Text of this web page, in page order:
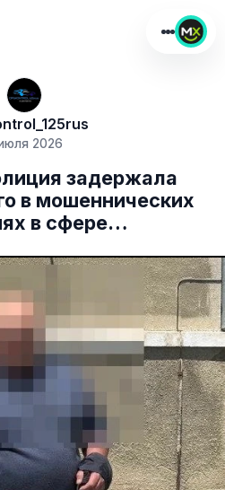
2026
задержала
в мошеннических
в сфере…